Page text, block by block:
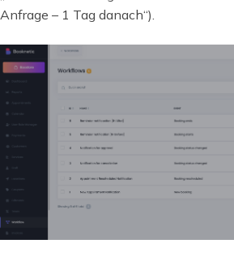
Anfrage – 1 Tag danach“).